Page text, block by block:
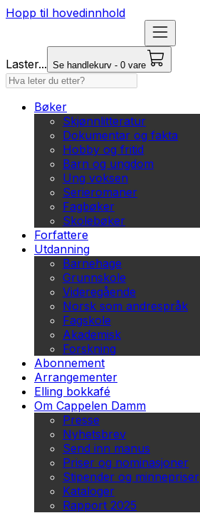
Hopp til hovedinnhold
Laster... Se handlekurv - 0 vare
Bøker
Skjønnlitteratur
Dokumentar og fakta
Hobby og fritid
Barn og ungdom
Ung voksen
Serieromaner
Fagbøker
Skolebøker
Forfattere
Utdanning
Barnehage
Grunnskole
Videregående
Norsk som andrespråk
Fagskole
Akademisk
Forskning
Abonnement
Arrangementer
Elling bokkafé
Om Cappelen Damm
Presse
Nyhetsbrev
Send inn manus
Priser og nominasjoner
Stipender og minnepriser
Kataloger
Rapport 2025